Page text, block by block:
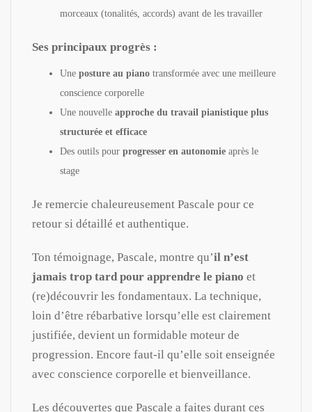
morceaux (tonalités, accords) avant de les travailler
Ses principaux progrès :
Une posture au piano transformée avec une meilleure
conscience corporelle
Une nouvelle approche du travail pianistique plus
structurée et efficace
Des outils pour progresser en autonomie après le
stage
Je remercie chaleureusement Pascale pour ce
retour si détaillé et authentique.
Ton témoignage, Pascale, montre qu’il n’est
jamais trop tard pour apprendre le piano et
(re)découvrir les fondamentaux. La technique,
loin d’être rébarbative lorsqu’elle est clairement
justifiée, devient un formidable moteur de
progression. Encore faut-il qu’elle soit enseignée
avec conscience corporelle et bienveillance.
Les découvertes que Pascale a faites durant ces